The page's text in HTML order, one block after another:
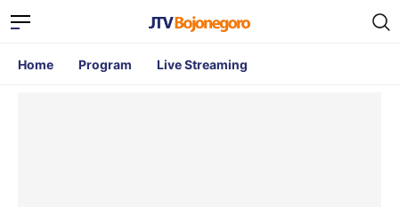
Home Program Live Streaming